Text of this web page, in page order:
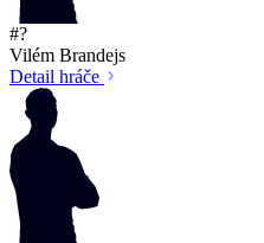
#?
Vilém Brandejs
Detail hráče